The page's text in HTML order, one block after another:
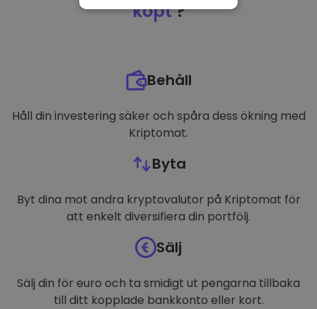
köpt?
Behåll
Håll din investering säker och spåra dess ökning med
Kriptomat.
Byta
Byt dina mot andra kryptovalutor på Kriptomat för
att enkelt diversifiera din portfölj.
Sälj
Sälj din för euro och ta smidigt ut pengarna tillbaka
till ditt kopplade bankkonto eller kort.
PRESTANDA
FUNKTIONER